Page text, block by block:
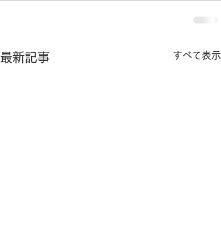
最新記事 すべて表示